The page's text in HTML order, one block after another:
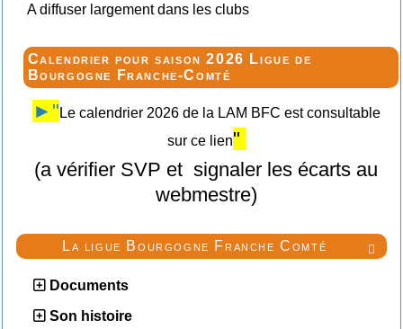

La ligue Bourgogne Franche Comté
Documents
Son histoire
A diffuser largement dans les clubs
Calendrier pour saison 2026 Ligue de
Bourgogne Franche-Comté
►" Le calendrier 2026 de la LAM BFC est consultable
sur ce lien"
(a vérifier SVP et signaler les écarts au
webmestre)